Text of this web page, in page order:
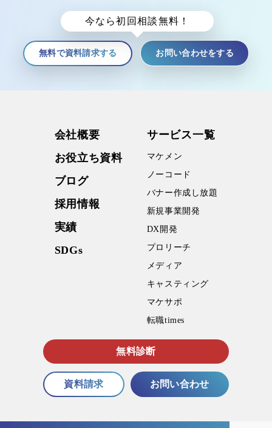
今なら初回相談無料！
無料で資料請求する お問い合わせをする
会社概要
お役⽴ち資料
ブログ
採⽤情報
実績
SDGs
サービス⼀覧
マケメン
ノーコード
バナー作成し放題
新規事業開発
DX開発
プロリーチ
メディア
キャスティング
マケサポ
転職times
無料診断
資料請求 お問い合わせ